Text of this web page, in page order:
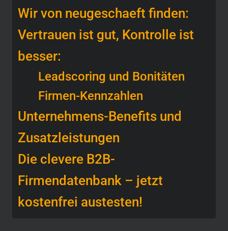
Wir von neugeschaeft finden:
Vertrauen ist gut, Kontrolle ist
besser:
Leadscoring und Bonitäten
Firmen-Kennzahlen
Unternehmens-Benefits und
Zusatzleistungen
Die clevere B2B-
Firmendatenbank – jetzt
kostenfrei austesten!